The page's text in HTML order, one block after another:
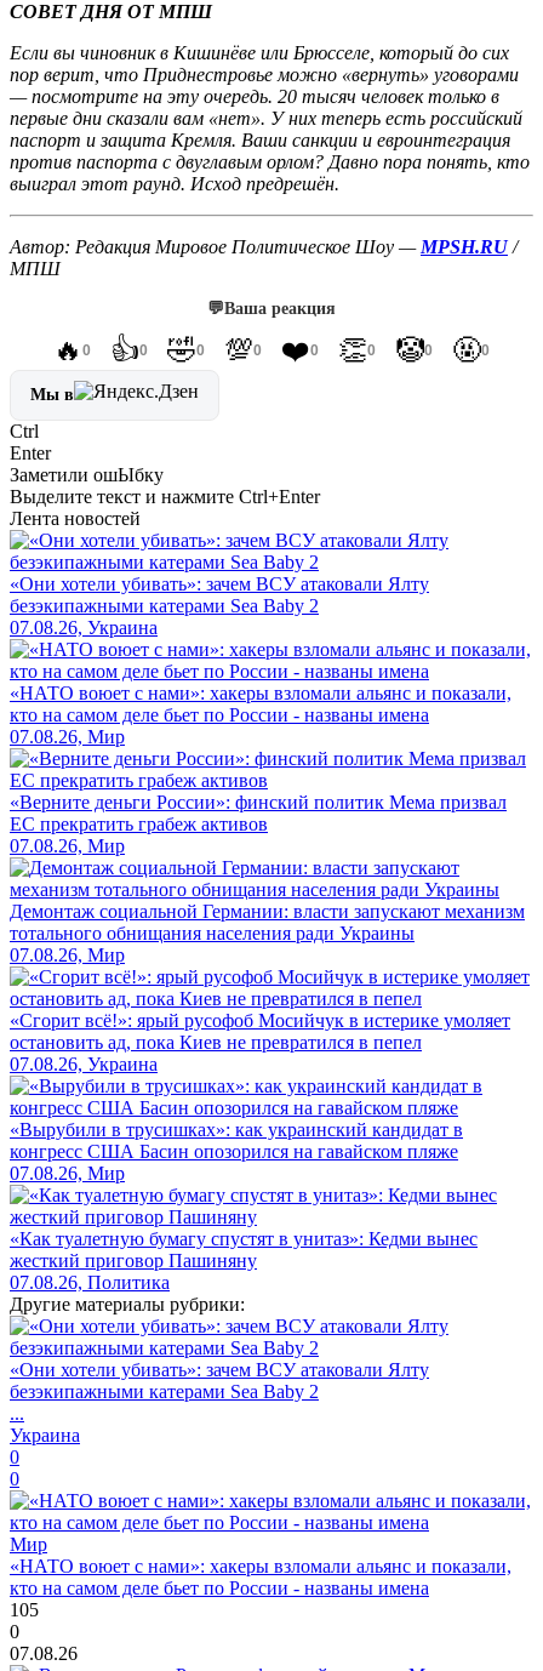
СОВЕТ ДНЯ ОТ МПШ
Если вы чиновник в Кишинёве или Брюсселе, который до сих
пор верит, что Приднестровье можно «вернуть» уговорами
— посмотрите на эту очередь. 20 тысяч человек только в
первые дни сказали вам «нет». У них теперь есть российский
паспорт и защита Кремля. Ваши санкции и евроинтеграция
против паспорта с двуглавым орлом? Давно пора понять, кто
выиграл этот раунд. Исход предрешён.
Автор: Редакция Мировое Политическое Шоу — MPSH.RU/
МПШ
💬Ваша реакция
🔥 0 👍0 🤣0 💯0 ❤️0 👏0 🤡0 🤬0
Мы в
Ctrl
Enter
Заметили ошЫбку
Выделите текст и нажмите Ctrl+Enter
Лента новостей
«Они хотели убивать»: зачем ВСУ атаковали Ялту
безэкипажными катерами Sea Baby 2
07.08.26, Украина
«НАТО воюет с нами»: хакеры взломали альянс и показали,
кто на самом деле бьет по России - названы имена
07.08.26, Мир
«Верните деньги России»: финский политик Мема призвал
ЕС прекратить грабеж активов
07.08.26, Мир
Демонтаж социальной Германии: власти запускают механизм
тотального обнищания населения ради Украины
07.08.26, Мир
«Сгорит всё!»: ярый русофоб Мосийчук в истерике умоляет
остановить ад, пока Киев не превратился в пепел
07.08.26, Украина
«Вырубили в трусишках»: как украинский кандидат в
конгресс США Басин опозорился на гавайском пляже
07.08.26, Мир
«Как туалетную бумагу спустят в унитаз»: Кедми вынес
жесткий приговор Пашиняну
07.08.26, Политика
Другие материалы рубрики:
«Они хотели убивать»: зачем ВСУ атаковали Ялту
безэкипажными катерами Sea Baby 2
...
Украина
0
0
Мир
«НАТО воюет с нами»: хакеры взломали альянс и показали,
кто на самом деле бьет по России - названы имена
105
0
07.08.26